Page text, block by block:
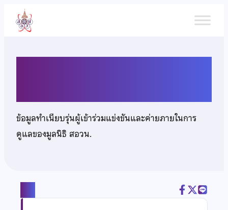
เนื้อหา
ข้อมูลทำเนียบรุ่นผู้เข้าร่วมแข่งขันและค่ายภายในการ
ดูแลของมูลนิธิ สอวน.